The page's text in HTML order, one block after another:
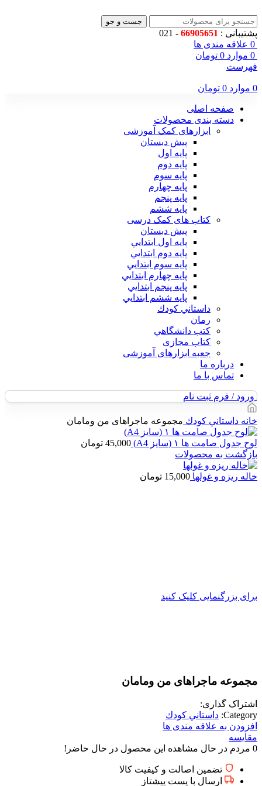
جست و جو
پشتیبانی : 66905651
- 021
0 علاقه مندی ها
0 موارد 0 تومان
فهرست
0 موارد 0 تومان
صفحه اصلی
دسته بندی محصولات
ابزارهای کمک آموزشی
پیش دبستان
پایه اول
پایه دوم
پایه سوم
پایه چهارم
پايه پنجم
پایه ششم
کتاب های کمک درسی
پیش دبستان
پايه اول ابتدايي
پايه دوم ابتدايي
پايه سوم ابتدايي
پايه چهارم ابتدايي
پايه پنجم ابتدايي
پايه ششم ابتدايي
داستاني كودك
رمان
كتب دانشگاهي
کتاب مجازی
جعبه ابزارهای آموزشی
درباره ما
تماس با ما
ورود / فرم ثبت نام
خانه داستاني كودك مجموعه ماجراهای من ومامان
لوح جدول صامت ها ۱ (سایز A4) 45,000 تومان
بازگشت به محصولات
خاله ریزه و غولها 15,000 تومان
برای بزرگنمایی کلیک کنید
مجموعه ماجراهای من ومامان
اشتراک گذاری:
Category: داستاني كودك
افزودن به علاقه مندی ها
مقایسه
0 مردم در حال مشاهده این محصول در حال حاضر!
تضمین اصالت و کیفیت کالا
ارسال با پست پیشتاز